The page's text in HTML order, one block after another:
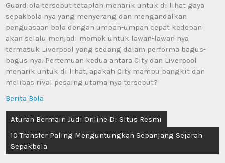
Guardiola tersebut tetaplah menarik untuk di lihat gaya
sepakbola nya yang menyerang dan mengandalkan
penguasaan bola dengan umpan-umpan cepat kedepan
akan selalu menjadi momok untuk lawan-lawan nya
termasuk Liverpool yang sedang dalam performa bagus-
bagus nya. Pertemuan kedua antara City dan Liverpool
menarik untuk di lihat, apakah City mampu bangkit dan
melibas rival pesaing utama nya tersebut?
Berita Bola
Post
navigation
Aturan Bermain Judi Online Di Situs Resmi
10 Transfer Paling Menguntungkan Sepanjang Sejarah
Sepakbola